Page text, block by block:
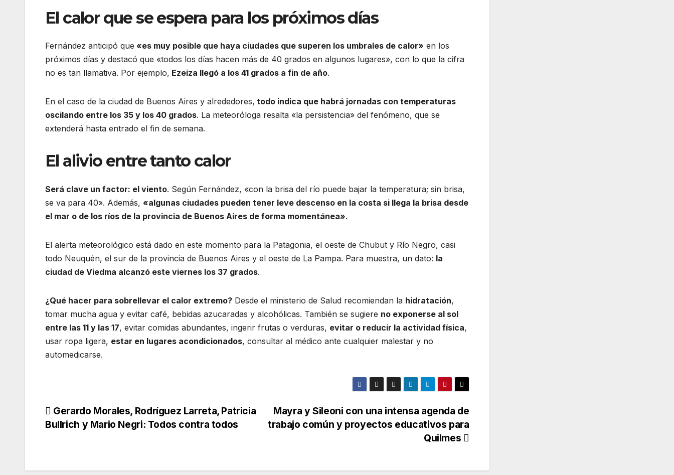
El calor que se espera para los próximos días
Fernández anticipó que «es muy posible que haya ciudades que superen los umbrales de calor» en los
próximos días y destacó que «todos los días hacen más de 40 grados en algunos lugares», con lo que la cifra
no es tan llamativa. Por ejemplo, Ezeiza llegó a los 41 grados a fin de año.
En el caso de la ciudad de Buenos Aires y alrededores, todo indica que habrá jornadas con temperaturas
oscilando entre los 35 y los 40 grados. La meteoróloga resalta «la persistencia» del fenómeno, que se
extenderá hasta entrado el fin de semana.
El alivio entre tanto calor
Será clave un factor: el viento. Según Fernández, «con la brisa del río puede bajar la temperatura; sin brisa,
se va para 40». Además, «algunas ciudades pueden tener leve descenso en la costa si llega la brisa desde
el mar o de los ríos de la provincia de Buenos Aires de forma momentánea».
El alerta meteorológico está dado en este momento para la Patagonia, el oeste de Chubut y Río Negro, casi
todo Neuquén, el sur de la provincia de Buenos Aires y el oeste de La Pampa. Para muestra, un dato: la
ciudad de Viedma alcanzó este viernes los 37 grados.
¿Qué hacer para sobrellevar el calor extremo? Desde el ministerio de Salud recomiendan la hidratación,
tomar mucha agua y evitar café, bebidas azucaradas y alcohólicas. También se sugiere no exponerse al sol
entre las 11 y las 17, evitar comidas abundantes, ingerir frutas o verduras, evitar o reducir la actividad física,
usar ropa ligera, estar en lugares acondicionados, consultar al médico ante cualquier malestar y no
automedicarse.
Mayra y Sileoni con una intensa agenda de
trabajo común y proyectos educativos para
Quilmes
Gerardo Morales, Rodríguez Larreta, Patricia
Bullrich y Mario Negri: Todos contra todos